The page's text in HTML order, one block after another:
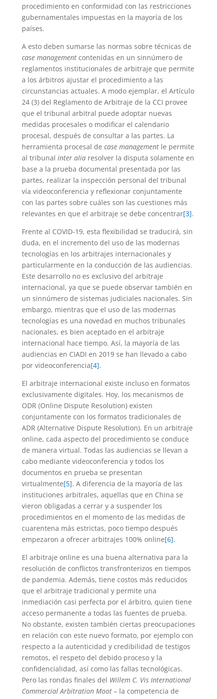
procedimiento en conformidad con las restricciones
gubernamentales impuestas en la mayoría de los
países.
A esto deben sumarse las normas sobre técnicas de
case managementcontenidas en un sinnúmero de
reglamentos institucionales de arbitraje que permite
a los árbitros ajustar el procedimiento a las
circunstancias actuales. A modo ejemplar, el Artículo
24 (3) del Reglamento de Arbitraje de la CCI provee
que el tribunal arbitral puede adoptar nuevas
medidas procesales o modificar el calendario
procesal, después de consultar a las partes. La
herramienta procesal de case managementle permite
al tribunal inter aliaresolver la disputa solamente en
base a la prueba documental presentada por las
partes, realizar la inspección personal del tribunal
vía videoconferencia y reflexionar conjuntamente
con las partes sobre cuáles son las cuestiones más
relevantes en que el arbitraje se debe concentrar[3].
Frente al COVID-19, esta flexibilidad se traducirá, sin
duda, en el incremento del uso de las modernas
tecnologías en los arbitrajes internacionales y
particularmente en la conducción de las audiencias.
Este desarrollo no es exclusivo del arbitraje
internacional, ya que se puede observar también en
un sinnúmero de sistemas judiciales nacionales. Sin
embargo, mientras que el uso de las modernas
tecnologías es una novedad en muchos tribunales
nacionales, es bien aceptado en el arbitraje
internacional hace tiempo. Así, la mayoría de las
audiencias en CIADI en 2019 se han llevado a cabo
por videoconferencia[4].
El arbitraje internacional existe incluso en formatos
exclusivamente digitales. Hoy, los mecanismos de
ODR (Online Dispute Resolution) existen
conjuntamente con los formatos tradicionales de
ADR (Alternative Dispute Resolution). En un arbitraje
online, cada aspecto del procedimiento se conduce
de manera virtual. Todas las audiencias se llevan a
cabo mediante videoconferencia y todos los
documentos en prueba se presentan
virtualmente[5]. A diferencia de la mayoría de las
instituciones arbitrales, aquellas que en China se
vieron obligadas a cerrar y a suspender los
procedimientos en el momento de las medidas de
cuarentena más estrictas, poco tiempo después
empezaron a ofrecer arbitrajes 100% online[6].
El arbitraje online es una buena alternativa para la
resolución de conflictos transfronterizos en tiempos
de pandemia. Además, tiene costos más reducidos
que el arbitraje tradicional y permite una
inmediación casi perfecta por el árbitro, quien tiene
acceso permanente a todas las fuentes de prueba.
No obstante, existen también ciertas preocupaciones
en relación con este nuevo formato, por ejemplo con
respecto a la autenticidad y credibilidad de testigos
remotos, el respeto del debido proceso y la
confidencialidad, así como las fallas tecnológicas.
Pero las rondas finales del Willem C. Vis International
Commercial Arbitration Moot – la competencia de